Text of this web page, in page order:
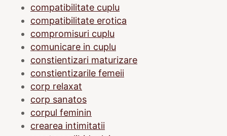
compatibilitate cuplu
compatibilitate erotica
compromisuri cuplu
comunicare in cuplu
constientizari maturizare
constientizarile femeii
corp relaxat
corp sanatos
corpul feminin
crearea intimitatii